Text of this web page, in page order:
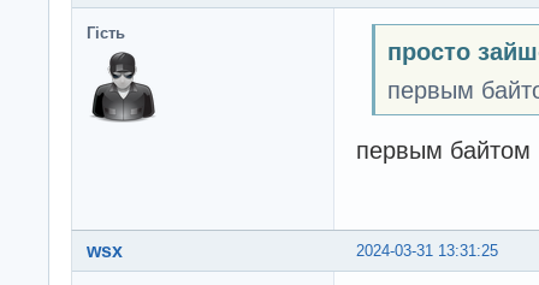
Гість
просто
первым
первым
2024-03-31 13:31:25
wsx